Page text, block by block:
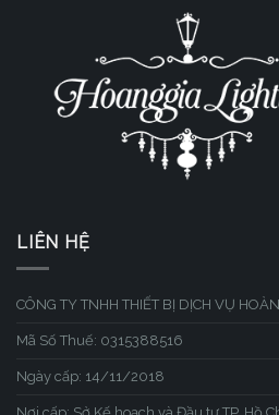
LIÊN HỆ
CÔNG TY TNHH THIẾT BỊ DỊCH VỤ
Mã Số Thuế: 0315388516
Ngày cấp: 14/11/2018